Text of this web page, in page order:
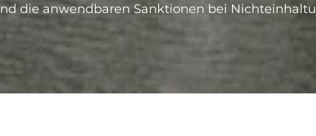
die anwendbaren Sanktionen bei